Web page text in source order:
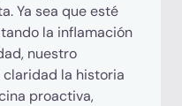
Ya sea que esté
la inflamación
nuestro
la historia
proactiva,